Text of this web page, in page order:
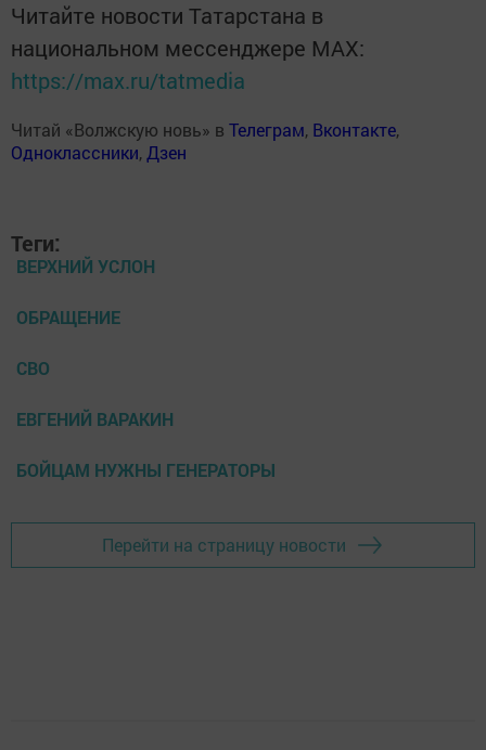
Читайте новости Татарстана в
национальном мессенджере MАХ:
https://max.ru/tatmedia
Читай «Волжскую новь» в Телеграм, Вконтакте,
Одноклассники, Дзен
Теги:
ВЕРХНИЙ УСЛОН
ОБРАЩЕНИЕ
СВО
ЕВГЕНИЙ ВАРАКИН
БОЙЦАМ НУЖНЫ ГЕНЕРАТОРЫ
Перейти на страницу новости